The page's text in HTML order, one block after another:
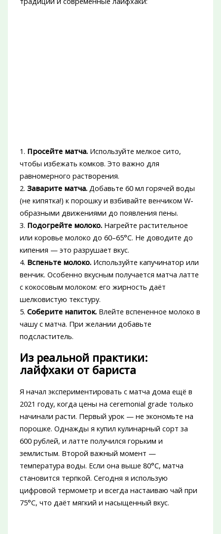
1. Просейте матча.Используйте мелкое сито,
чтобы избежать комков. Это важно для
равномерного растворения.
2. Заварите матча.Добавьте 60 мл горячей воды
(не кипятка!) к порошку и взбивайте венчиком W-
образными движениями до появления пены.
3. Подогрейте молоко.Нагрейте растительное
или коровье молоко до 60–65°C. Не доводите до
кипения — это разрушает вкус.
4. Вспеньте молоко.Используйте капучинатор или
венчик. Особенно вкусным получается матча латте
с кокосовым молоком: его жирность даёт
шелковистую текстуру.
5. Соберите напиток.Влейте вспененное молоко в
чашу с матча. При желании добавьте
подсластитель.
Из реальной практики:
лайфхаки от бариста
Я начал экспериментировать с матча дома ещё в
2021 году, когда цены на ceremonial grade только
начинали расти. Первый урок — не экономьте на
порошке. Однажды я купил кулинарный сорт за
600 рублей, и латте получился горьким и
землистым. Второй важный момент —
температура воды. Если она выше 80°C, матча
становится терпкой. Сегодня я использую
цифровой термометр и всегда настаиваю чай при
75°C, что даёт мягкий и насыщенный вкус.